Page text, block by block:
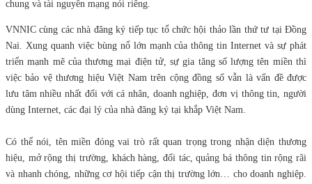
chung và tài nguyên mạng nói riêng.
VNNIC cùng các nhà đăng ký tiếp tục tổ chức hội thảo lần thứ tư tại Đồng
Nai. Xung quanh việc bùng nổ lớn mạnh của thông tin Internet và sự phát
triển mạnh mẽ của thương mại điện tử, sự gia tăng số lượng tên miền thì
việc bảo vệ thương hiệu Việt Nam trên cộng đồng số vẫn là vấn đề được
lưu tâm nhiều nhất đối với cá nhân, doanh nghiệp, đơn vị thông tin, người
dùng Internet, các đại lý của nhà đăng ký tại khắp Việt Nam.
Có thể nói, tên miền đóng vai trò rất quan trọng trong nhận diện thương
hiệu, mở rộng thị trường, khách hàng, đối tác, quảng bá thông tin rộng rãi
và nhanh chóng, những cơ hội tiếp cận thị trường lớn… cho doanh nghiệp.